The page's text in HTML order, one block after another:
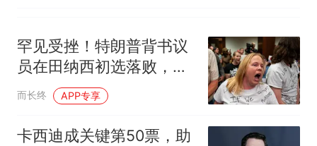
罕见受挫！特朗普背书议
员在田纳西初选落败，共
和党内现分裂信号
而长终 APP专享
卡西迪成关键第50票，助